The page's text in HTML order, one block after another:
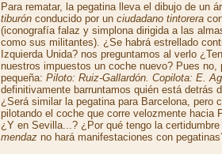
Para rematar, la pegatina lleva el dibujo de un
tiburón conducido por un ciudadano tintorera
(iconografía falaz y simplona dirigida a las
como sus militantes). ¿Se habrá estrellado
Izquierda Unida? nos preguntamos al verlo
nuestros impuestos un coche nuevo? Pues no,
pequeña: Piloto: Ruiz-Gallardón. Copilota: E.
definitivamente barruntamos quién está detrás
¿Será similar la pegatina para Barcelona, pero
pilotando el coche que corre velozmente hacia
¿Y en Sevilla...? ¿Por qué tengo la
mendaz no hará manifestaciones con